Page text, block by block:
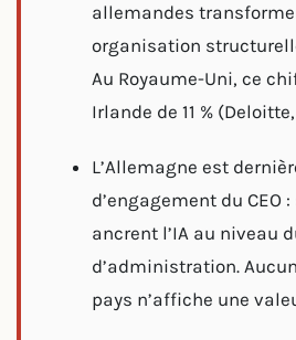
allemandes
organisation
Au Royaume-Uni, ce
Irlande de 11 %
L’Allemagne est
d’engagement du CEO
ancrent l’IA au niveau
d’administration.
pays n’affiche une